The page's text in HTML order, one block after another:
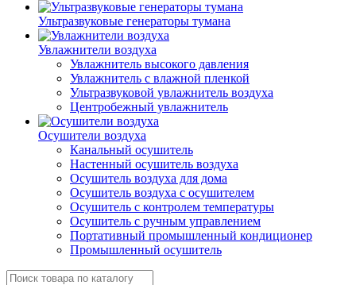
Ультразвуковые генераторы тумана
Увлажнители воздуха
Увлажнитель высокого давления
Увлажнитель с влажной пленкой
Ультразвуковой увлажнитель воздуха
Центробежный увлажнитель
Осушители воздуха
Канальный осушитель
Настенный осушитель воздуха
Осушитель воздуха для дома
Осушитель воздуха с осушителем
Осушитель с контролем температуры
Осушитель с ручным управлением
Портативный промышленный кондиционер
Промышленный осушитель